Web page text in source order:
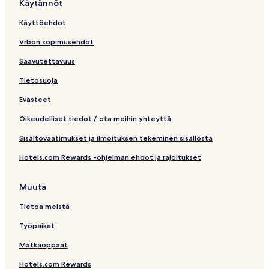
n
k
k
i
Käytännöt
Käyttöehdot
Vrbon sopimusehdot
Saavutettavuus
Tietosuoja
Evästeet
Oikeudelliset tiedot / ota meihin yhteyttä
Sisältövaatimukset ja ilmoituksen tekeminen sisällöstä
Hotels.com Rewards -ohjelman ehdot ja rajoitukset
Muuta
Tietoa meistä
Työpaikat
Matkaoppaat
Hotels.com Rewards